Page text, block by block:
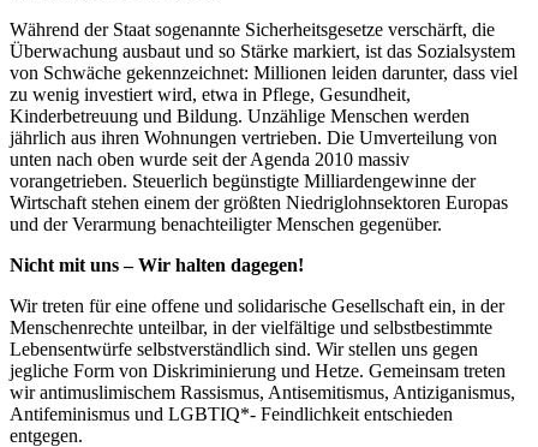
Während der Staat sogenannte Sicherheitsgesetze verschärft, die
Überwachung ausbaut und so Stärke markiert, ist das Sozialsystem
von Schwäche gekennzeichnet: Millionen leiden darunter, dass viel
zu wenig investiert wird, etwa in Pflege, Gesundheit,
Kinderbetreuung und Bildung. Unzählige Menschen werden
jährlich aus ihren Wohnungen vertrieben. Die Umverteilung von
unten nach oben wurde seit der Agenda 2010 massiv
vorangetrieben. Steuerlich begünstigte Milliardengewinne der
Wirtschaft stehen einem der größten Niedriglohnsektoren Europas
und der Verarmung benachteiligter Menschen gegenüber.
Nicht mit uns – Wir halten dagegen!
Wir treten für eine offene und solidarische Gesellschaft ein, in der
Menschenrechte unteilbar, in der vielfältige und selbstbestimmte
Lebensentwürfe selbstverständlich sind. Wir stellen uns gegen
jegliche Form von Diskriminierung und Hetze. Gemeinsam treten
wir antimuslimischem Rassismus, Antisemitismus, Antiziganismus,
Antifeminismus und LGBTIQ*- Feindlichkeit entschieden
entgegen.